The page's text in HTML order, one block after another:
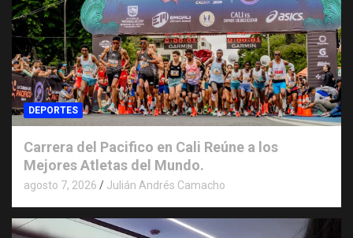
DEPORTES
Carrera del Pacifico en Cali Reúne a los
Mejores Atletas del Mundo.
agosto 7, 2026 Julián Andrés Camacho